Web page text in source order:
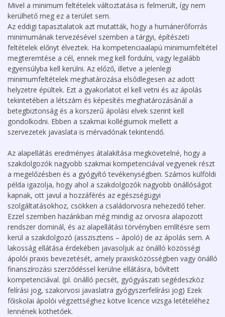
Mivel a minimum feltételek változtatása is felmerült, így nem
kerülhető meg ez a terület sem.
Az eddigi tapasztalatok azt mutatták, hogy a humánerőforrás
minimumának tervezésével szemben a tárgyi, építészeti
feltételek előnyt élveztek. Ha kompetenciaalapú minimumfeltétel
megteremtése a cél, ennek meg kell fordulni, vagy legalább
egyensúlyba kell kerülni. Az előző, illetve a jelenlegi
minimumfeltételek meghatározása elsődlegesen az adott
helyzetre épültek. Ezt a gyakorlatot el kell vetni és az ápolás
tekintetében a létszám és képesítés meghatározásánál a
betegbiztonság és a korszerű ápolási elvek szerint kell
gondolkodni. Ebben a szakmai kollégiumok mellett a
szervezetek javaslata is mérvadónak tekintendő.
Az alapellátás eredményes átalakítása megkövetelné, hogy a
szakdolgozók nagyobb szakmai kompetenciával vegyenek részt
a megelőzésben és a gyógyító tevékenységben. Számos külföldi
példa igazolja, hogy ahol a szakdolgozók nagyobb önállóságot
kapnak, ott javul a hozzáférés az egészségügyi
szolgáltatásokhoz, csökken a családorvosra nehezedő teher.
Ezzel szemben hazánkban még mindig az orvosra alapozott
rendszer dominál, és az alapellátási törvényben említésre sem
kerül a szakdolgozó (asszisztens – ápoló) de az ápolás sem. A
lakosság ellátása érdekében javasoljuk az önálló közösségi
ápolói praxis bevezetését, amely praxisközösségben vagy önálló
finanszírozási szerződéssel kerülne ellátásra, bővített
kompetenciával. (pl. önálló pecsét, gyógyászati segédeszköz
felírási jog, szakorvosi javaslatra gyógyszerfelírási jog) Ezek
főiskolai ápolói végzettséghez kötve licence vizsga letételéhez
lennének köthetőek.